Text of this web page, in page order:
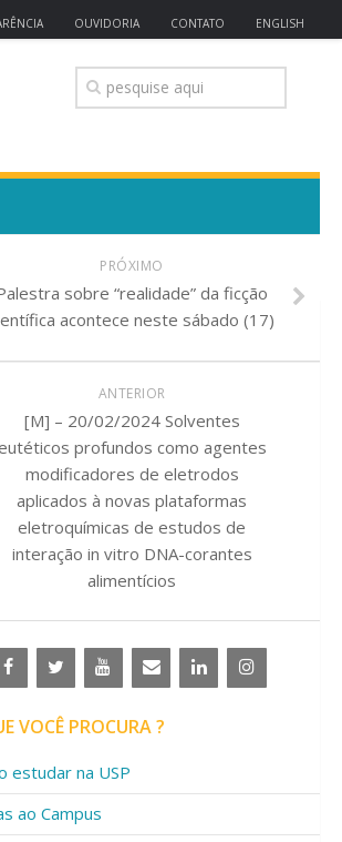
OUVIDORIA CONTATO ENGLISH
PRÓXIMO
sobre “realidade” da ficção
acontece neste sábado (17)
ANTERIOR
[M] – 20/02/2024 Solventes
profundos como agentes
modificadores de eletrodos
aplicados à novas plataformas
eletroquímicas de estudos de
interação in vitro DNA-corantes
alimentícios
VOCÊ PROCURA ?
estudar na USP
ao Campus